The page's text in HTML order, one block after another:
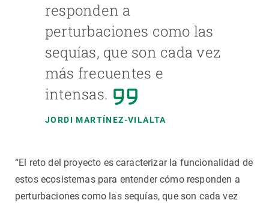
responden a
perturbaciones como las
sequías, que son cada vez
más frecuentes e
intensas.
JORDI MARTÍNEZ-VILALTA
“El reto del proyecto es caracterizar la funcionalidad de
estos ecosistemas para entender cómo responden a
perturbaciones como las sequías, que son cada vez